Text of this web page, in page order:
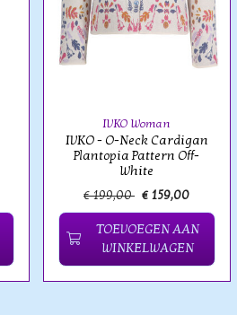
IVKO Woman
IVKO - O-Neck Cardigan
Plantopia Pattern Off-
White
€ 199,00 € 159,00
TOEVOEGEN AAN
WINKELWAGEN